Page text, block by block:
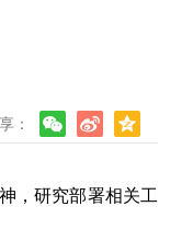
：
，研究部署相关工